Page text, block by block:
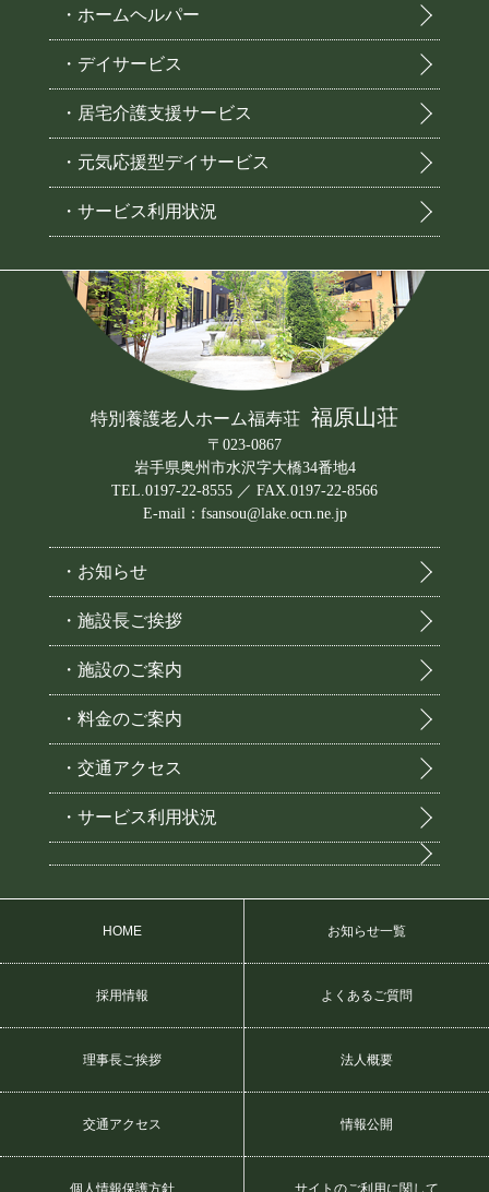
・ホームヘルパー
・デイサービス
・居宅介護支援サービス
・元気応援型デイサービス
・サービス利用状況
特別養護老人ホーム福寿荘 福原山荘
〒023-0867
岩手県奥州市水沢字大橋34番地4
TEL.0197-22-8555 ／ FAX.0197-22-8566
E-mail：fsansou@lake.ocn.ne.jp
・お知らせ
・施設長ご挨拶
・施設のご案内
・料金のご案内
・交通アクセス
・サービス利用状況
HOME お知らせ一覧
採用情報 よくあるご質問
理事長ご挨拶 法人概要
交通アクセス 情報公開